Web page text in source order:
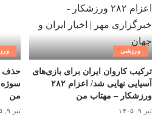
ورزشی
ترکیب کاروان ایران برای بازی‌های
آسیایی نهایی شد/ اعزام ۲۸۲
ورزشکار – مهتاب من
تیر ۹, ۱۴۰۵
حذف
سوژه
من
تیر ۹, ۱۴۰۵